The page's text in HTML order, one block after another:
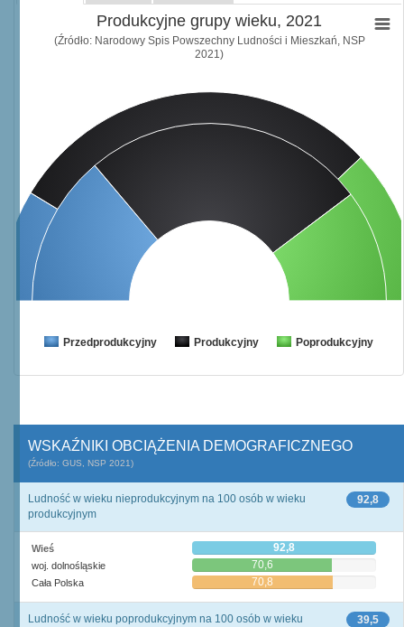
Produkcyjne grupy wieku, 2021
(Źródło: Narodowy Spis Powszechny Ludności i Mieszkań, NSP
2021)
Przedprodukcyjny Produkcyjny Poprodukcyjny
WSKAŹNIKI OBCIĄŻENIA DEMOGRAFICZNEGO
(Źródło: GUS, NSP 2021)
92,8
Ludność w wieku nieprodukcyjnym na 100 osób w wieku
produkcyjnym
Wieś 92,8
woj. dolnośląskie 70,6
Cała Polska 70,8
39,5
Ludność w wieku poprodukcyjnym na 100 osób w wieku